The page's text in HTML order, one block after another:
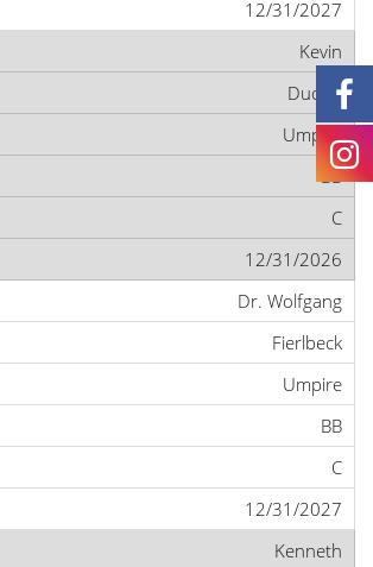
12/31/2027
Kevin
Duong
Umpire
BB
C
12/31/2026
Dr. Wolfgang
Fierlbeck
Umpire
BB
C
12/31/2027
Kenneth